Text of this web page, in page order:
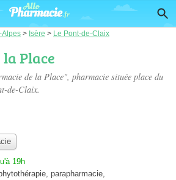
Alpes > Isère > Le Pont-de-Claix
Place
de la Place", pharmacie située place du
de-Claix.
19h
, parapharmacie,